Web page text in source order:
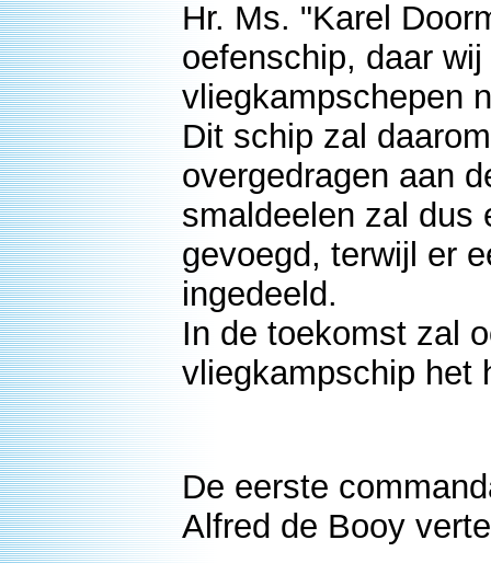
Hr. Ms. "Karel
oefenschip, daar
vliegkampschepen
Dit schip zal
overgedragen aan
smaldeelen zal dus
gevoegd, terwijl er
ingedeeld.
In de toekomst zal
vliegkampschip het
De eerste
Alfred de Booy